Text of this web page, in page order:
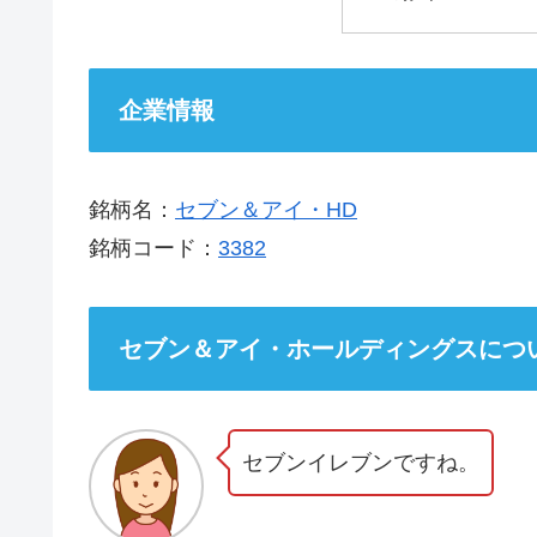
企業情報
銘柄名： セブン＆アイ・HD
銘柄コード： 3382
セブン＆アイ・ホールディングスにつ
セブンイレブンですね。